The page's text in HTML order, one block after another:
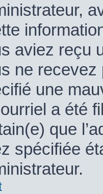
aviez reçu
ne recevez
une
a été
que
spécifiée